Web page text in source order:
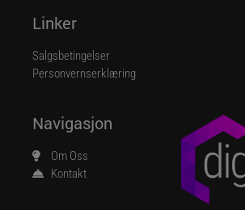
Navigasjon
Om Oss
Kontakt
Linker
Salgsbetingelser
Personvernserklæring